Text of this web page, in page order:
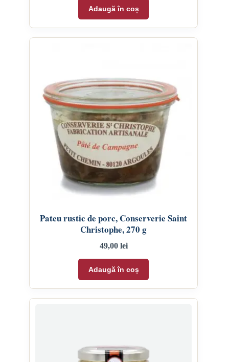
Adaugă în coș
Pateu rustic de porc, Conserverie Saint
Christophe, 270 g
49,00 lei
Adaugă în coș